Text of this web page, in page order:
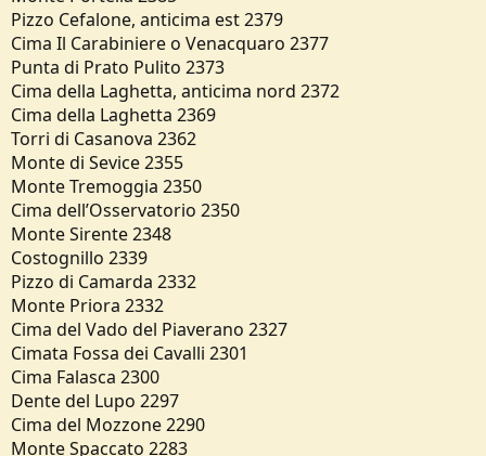
Pizzo Cefalone, anticima est 2379
Cima Il Carabiniere o Venacquaro 2377
Punta di Prato Pulito 2373
Cima della Laghetta, anticima nord 2372
Cima della Laghetta 2369
Torri di Casanova 2362
Monte di Sevice 2355
Monte Tremoggia 2350
Cima dell’Osservatorio 2350
Monte Sirente 2348
Costognillo 2339
Pizzo di Camarda 2332
Monte Priora 2332
Cima del Vado del Piaverano 2327
Cimata Fossa dei Cavalli 2301
Cima Falasca 2300
Dente del Lupo 2297
Cima del Mozzone 2290
Monte Spaccato 2283